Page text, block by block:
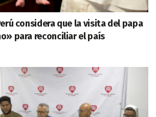
considera que la visita del papa
para reconciliar el país